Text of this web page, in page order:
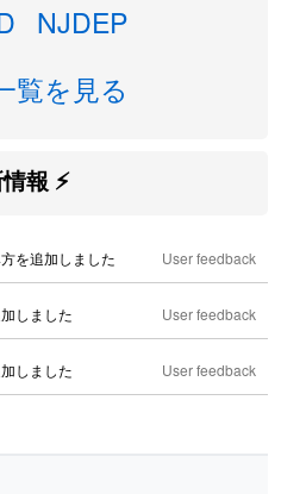
NJDEP
覧を見る
報 ⚡
を追加しました User feedback
しました User feedback
しました User feedback